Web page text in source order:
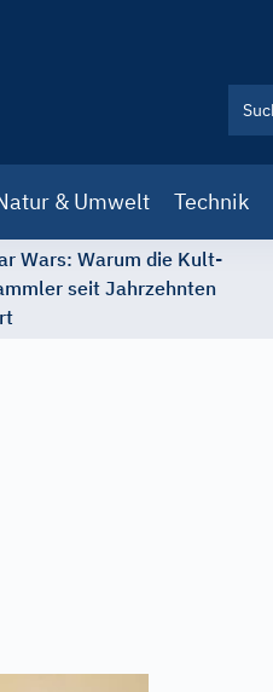
& Umwelt Technik
Wars: Warum die Kult-
seit Jahrzehnten